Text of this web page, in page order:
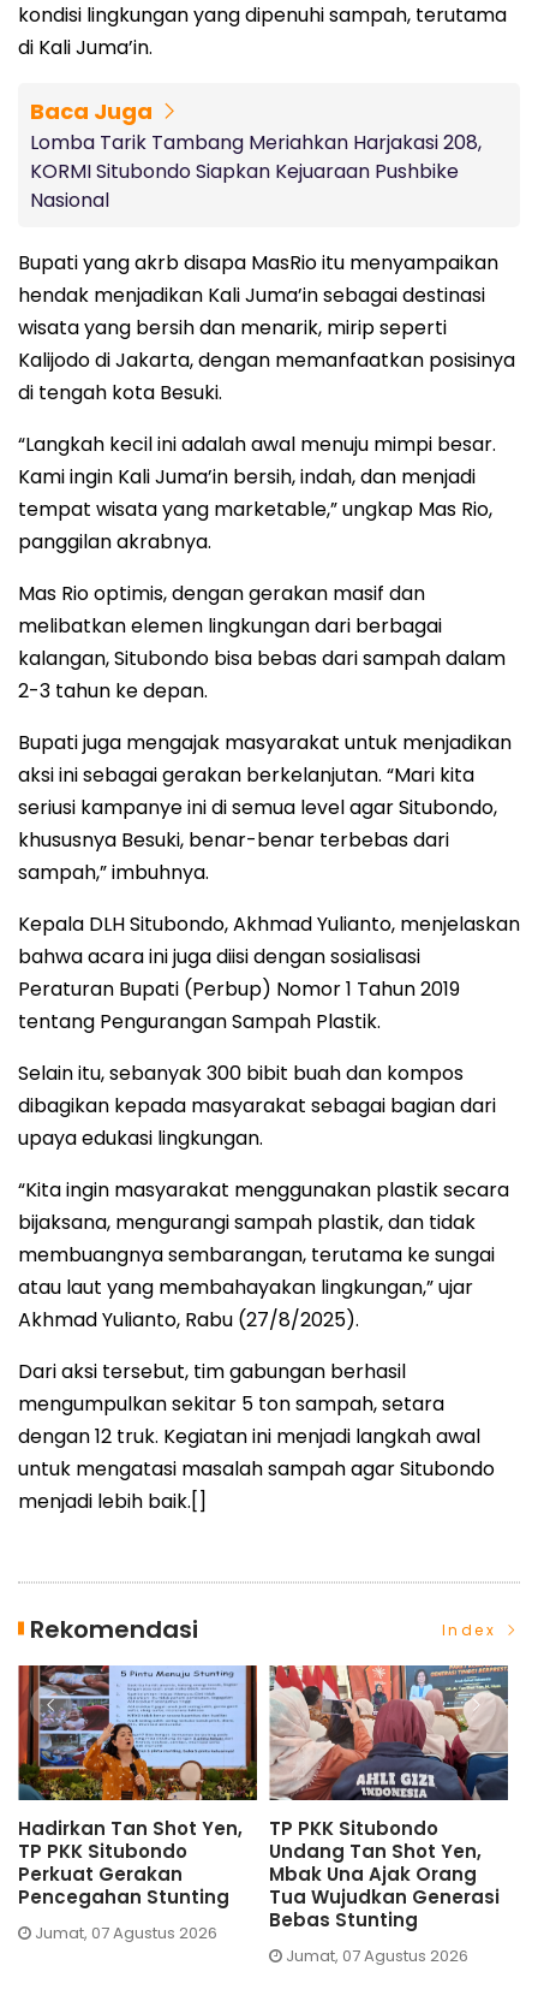
kondisi lingkungan yang dipenuhi sampah, terutama
di Kali Juma’in.
Baca Juga
Lomba Tarik Tambang Meriahkan Harjakasi 208,
KORMI Situbondo Siapkan Kejuaraan Pushbike
Nasional
Bupati yang akrb disapa MasRio itu menyampaikan
hendak menjadikan Kali Juma’in sebagai destinasi
wisata yang bersih dan menarik, mirip seperti
Kalijodo di Jakarta, dengan memanfaatkan posisinya
di tengah kota Besuki.
“Langkah kecil ini adalah awal menuju mimpi besar.
Kami ingin Kali Juma’in bersih, indah, dan menjadi
tempat wisata yang marketable,” ungkap Mas Rio,
panggilan akrabnya.
Mas Rio optimis, dengan gerakan masif dan
melibatkan elemen lingkungan dari berbagai
kalangan, Situbondo bisa bebas dari sampah dalam
2-3 tahun ke depan.
Bupati juga mengajak masyarakat untuk menjadikan
aksi ini sebagai gerakan berkelanjutan. “Mari kita
seriusi kampanye ini di semua level agar Situbondo,
khususnya Besuki, benar-benar terbebas dari
sampah,” imbuhnya.
Kepala DLH Situbondo, Akhmad Yulianto, menjelaskan
bahwa acara ini juga diisi dengan sosialisasi
Peraturan Bupati (Perbup) Nomor 1 Tahun 2019
tentang Pengurangan Sampah Plastik.
Selain itu, sebanyak 300 bibit buah dan kompos
dibagikan kepada masyarakat sebagai bagian dari
upaya edukasi lingkungan.
“Kita ingin masyarakat menggunakan plastik secara
bijaksana, mengurangi sampah plastik, dan tidak
membuangnya sembarangan, terutama ke sungai
atau laut yang membahayakan lingkungan,” ujar
Akhmad Yulianto, Rabu (27/8/2025).
Dari aksi tersebut, tim gabungan berhasil
mengumpulkan sekitar 5 ton sampah, setara
dengan 12 truk. Kegiatan ini menjadi langkah awal
untuk mengatasi masalah sampah agar Situbondo
menjadi lebih baik.[]
Rekomendasi Index
Hadirkan Tan Shot Yen,
TP PKK Situbondo
Perkuat Gerakan
Pencegahan Stunting
Jumat, 07 Agustus 2026
TP PKK Situbondo
Undang Tan Shot Yen,
Mbak Una Ajak Orang
Tua Wujudkan Generasi
Bebas Stunting
Jumat, 07 Agustus 2026